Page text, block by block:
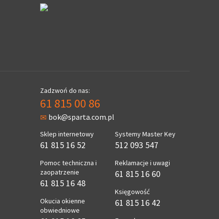
Zadzwoń do nas:
61 815 00 86
bok@sparta.com.pl
Sklep internetowy
61 815 16 52
Pomoc techniczna i
zaopatrzenie
61 815 16 48
Okucia okienne
obwiedniowe
Systemy Master Key
512 093 547
Reklamacje i uwagi
61 815 16 60
Księgowość
61 815 16 42